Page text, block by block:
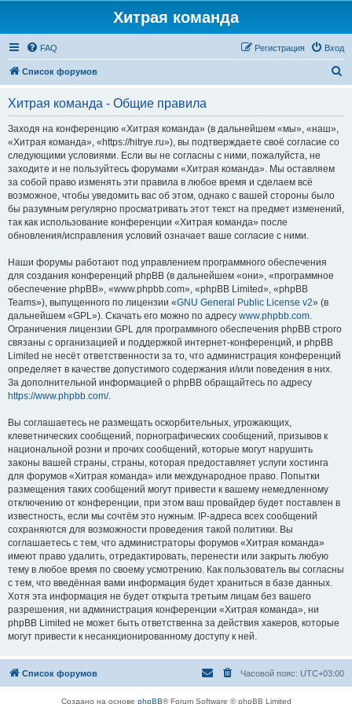
Хитрая команда
FAQ Вход
Регистрация
Список форумов
Хитрая команда - Общие правила
Заходя на конференцию «Хитрая команда» (в дальнейшем «мы», «наш»,
«Хитрая команда», «https://hitrye.ru»), вы подтверждаете своё согласие со
следующими условиями. Если вы не согласны с ними, пожалуйста, не
заходите и не пользуйтесь форумами «Хитрая команда». Мы оставляем
за собой право изменять эти правила в любое время и сделаем всё
возможное, чтобы уведомить вас об этом, однако с вашей стороны было
бы разумным регулярно просматривать этот текст на предмет изменений,
так как использование конференции «Хитрая команда» после
обновления/исправления условий означает ваше согласие с ними.
Наши форумы работают под управлением программного обеспечения
для создания конференций phpBB (в дальнейшем «они», «программное
обеспечение phpBB», «www.phpbb.com», «phpBB Limited», «phpBB
Teams»), выпущенного по лицензии «GNU General Public License v2» (в
дальнейшем «GPL»). Скачать его можно по адресу www.phpbb.com.
Ограничения лицензии GPL для программного обеспечения phpBB строго
связаны с организацией и поддержкой интернет-конференций, и phpBB
Limited не несёт ответственности за то, что администрация конференций
определяет в качестве допустимого содержания и/или поведения в них.
За дополнительной информацией о phpBB обращайтесь по адресу
https://www.phpbb.com/.
Вы соглашаетесь не размещать оскорбительных, угрожающих,
клеветнических сообщений, порнографических сообщений, призывов к
национальной розни и прочих сообщений, которые могут нарушить
законы вашей страны, страны, которая предоставляет услуги хостинга
для форумов «Хитрая команда» или международное право. Попытки
размещения таких сообщений могут привести к вашему немедленному
отключению от конференции, при этом ваш провайдер будет поставлен в
известность, если мы сочтём это нужным. IP-адреса всех сообщений
сохраняются для возможности проведения такой политики. Вы
соглашаетесь с тем, что администраторы форумов «Хитрая команда»
имеют право удалить, отредактировать, перенести или закрыть любую
тему в любое время по своему усмотрению. Как пользователь вы согласны
с тем, что введённая вами информация будет храниться в базе данных.
Хотя эта информация не будет открыта третьим лицам без вашего
разрешения, ни администрация конференции «Хитрая команда», ни
phpBB Limited не может быть ответственна за действия хакеров, которые
могут привести к несанкционированному доступу к ней.
Список форумов Часовой пояс: UTC+03:00
Создано на основе phpBB® Forum Software © phpBB Limited